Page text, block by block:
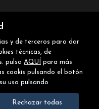
y de terceros para dar
técnicas, de
pulsa AQUÍ
para más
cookis pulsando el botón
uso pulsando
Rechazar todas